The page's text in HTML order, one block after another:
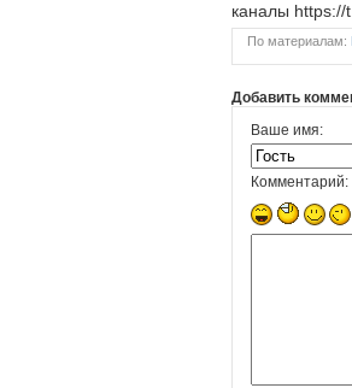
каналы https://
По материалам:
Добавить
Ваше имя:
Комментарий: